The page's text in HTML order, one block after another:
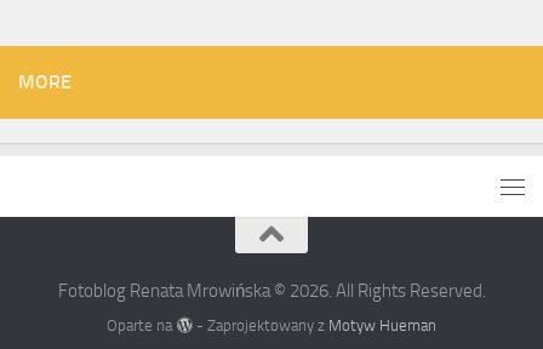
MORE
Fotoblog Renata Mrowińska © 2026. All Rights Reserved.
Oparte na - Zaprojektowany z Motyw Hueman